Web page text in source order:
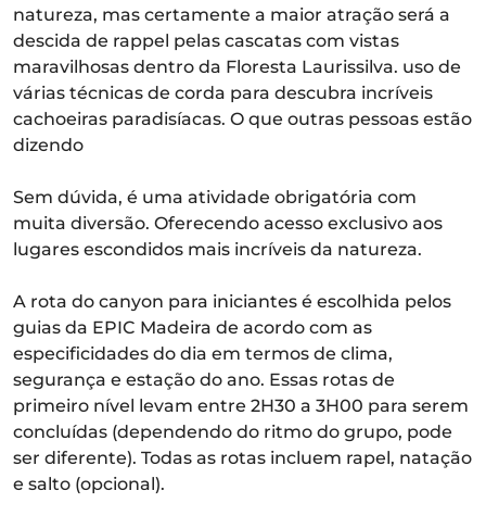
natureza, mas certamente a maior atração será a
descida de rappel pelas cascatas com vistas
maravilhosas dentro da Floresta Laurissilva. uso de
várias técnicas de corda para descubra incríveis
cachoeiras paradisíacas. O que outras pessoas estão
dizendo
Sem dúvida, é uma atividade obrigatória com
muita diversão. Oferecendo acesso exclusivo aos
lugares escondidos mais incríveis da natureza.
A rota do canyon para iniciantes é escolhida pelos
guias da EPIC Madeira de acordo com as
especificidades do dia em termos de clima,
segurança e estação do ano. Essas rotas de
primeiro nível levam entre 2H30 a 3H00 para serem
concluídas (dependendo do ritmo do grupo, pode
ser diferente). Todas as rotas incluem rapel, natação
e salto (opcional).